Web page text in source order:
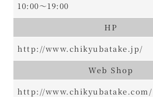
10:00～19:00
HP
http://www.chikyubatake.jp/
Web Shop
http://www.chikyubatake.com/